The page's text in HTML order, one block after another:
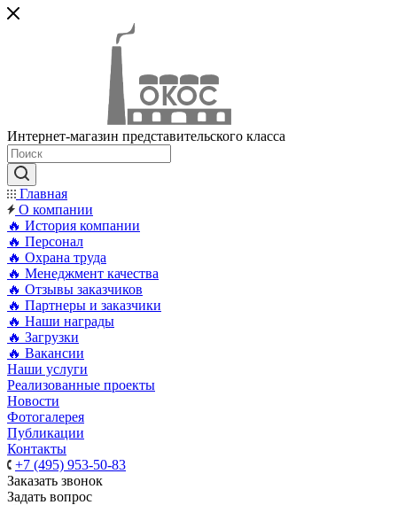
Интернет-магазин представительского класса
Главная
О компании
🔥 История компании
🔥 Персонал
🔥 Охрана труда
🔥 Менеджмент качества
🔥 Отзывы заказчиков
🔥 Партнеры и заказчики
🔥 Наши награды
🔥 Загрузки
🔥 Вакансии
Наши услуги
Реализованные проекты
Новости
Фотогалерея
Публикации
Контакты
+7 (495) 953-50-83
Заказать звонок
Задать вопрос